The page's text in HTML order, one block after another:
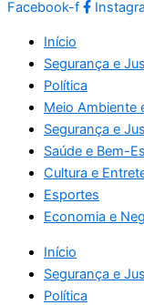
Facebook-f
Início
Segurança e
Política
Meio Ambiente
Segurança e
Saúde e Bem-
Cultura e
Esportes
Economia e
Início
Segurança e
Política